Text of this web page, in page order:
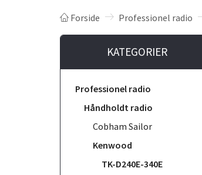
Forside Professionel radio
KATEGORIER
Professionel radio
Håndholdt radio
Cobham Sailor
Kenwood
TK-D240E-340E